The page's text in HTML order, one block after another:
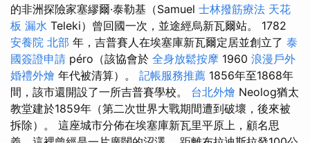
的非洲探險家塞繆爾·泰勒基（Samuel 士林撥筋療法 天花
板 漏水 Teleki）曾回國一次，並途經烏新瓦爾站。 1782
安養院 北部 年，吉普賽人在埃塞庫新瓦爾定居並創立了 泰
國簽證申請 péro（該協會於 全身放鬆按摩 1960 浪漫戶外
婚禮外燴 年代被清算）。 記帳服務推薦 1856年至1868年
間，該市還開設了一所吉普賽學校。 台北外燴 Neolog猶太
教堂建於1859年（第二次世界大戰期間遭到破壞，後來被
拆除）。 這座城市分佈在埃塞庫新瓦里平原上，顧名思